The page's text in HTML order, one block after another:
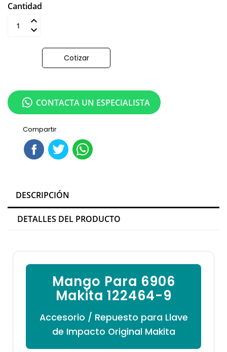
Cantidad
Cotizar
Compartir
CONTACTA UN ESPECIALISTA
DESCRIPCIÓN
DETALLES DEL PRODUCTO
Mango Para 6906
Makita 122464-9
Accesorio / Repuesto para Llave
de Impacto Original Makita